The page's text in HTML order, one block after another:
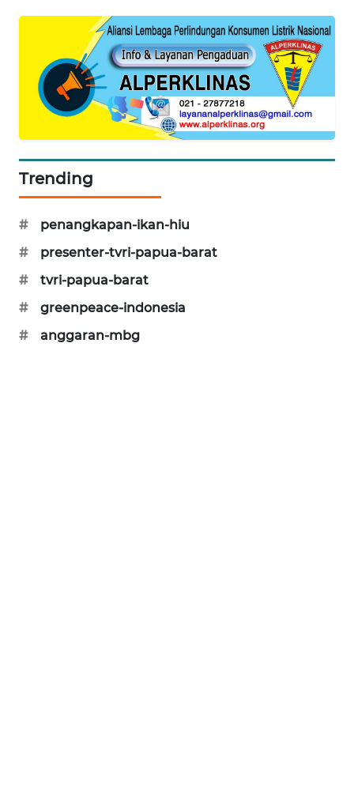
Trending
#
penangkapan-ikan-hiu
#
presenter-tvri-papua-barat
#
tvri-papua-barat
#
greenpeace-indonesia
#
anggaran-mbg
GARONGGANG
NEWS
NEWS
NEWS
NEWS